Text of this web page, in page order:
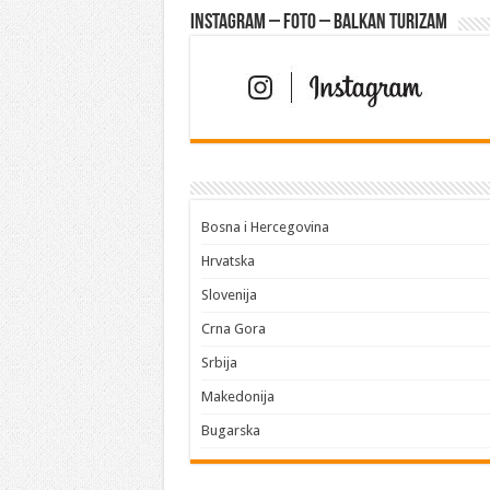
Instagram – FOTO – Balkan turizam
Bosna i Hercegovina
Hrvatska
Slovenija
Crna Gora
Srbija
Makedonija
Bugarska